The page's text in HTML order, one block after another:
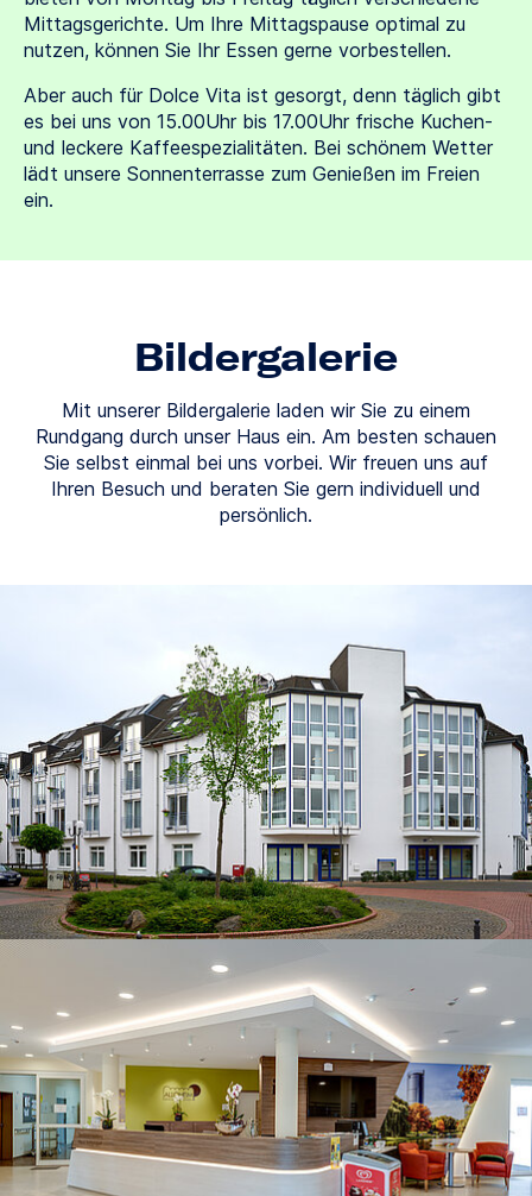
Mittagsgerichte. Um Ihre Mittagspause optimal zu
nutzen, können Sie Ihr Essen gerne vorbestellen.
Aber auch für Dolce Vita ist gesorgt, denn täglich gibt
es bei uns von 15.00Uhr bis 17.00Uhr frische Kuchen-
und leckere Kaffeespezialitäten. Bei schönem Wetter
lädt unsere Sonnenterrasse zum Genießen im Freien
ein.
Bildergalerie
Mit unserer Bildergalerie laden wir Sie zu einem
Rundgang durch unser Haus ein. Am besten schauen
Sie selbst einmal bei uns vorbei. Wir freuen uns auf
Ihren Besuch und beraten Sie gern individuell und
persönlich.